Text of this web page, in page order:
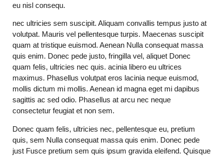
eu nisl consequ.
nec ultricies sem suscipit. Aliquam convallis tempus justo at
volutpat. Mauris vel pellentesque turpis. Maecenas suscipit
quam at tristique euismod. Aenean Nulla consequat massa
quis enim. Donec pede justo, fringilla vel, aliquet Donec
quam felis, ultricies nec quis. acinia libero eu ultrices
maximus. Phasellus volutpat eros lacinia neque euismod,
mollis dictum mi mollis. Aenean id magna eget mi dapibus
sagittis ac sed odio. Phasellus at arcu nec neque
consectetur feugiat et non sem.
Donec quam felis, ultricies nec, pellentesque eu, pretium
quis, sem Nulla consequat massa quis enim. Donec pede
just Fusce pretium sem quis ipsum gravida eleifend. Quisque